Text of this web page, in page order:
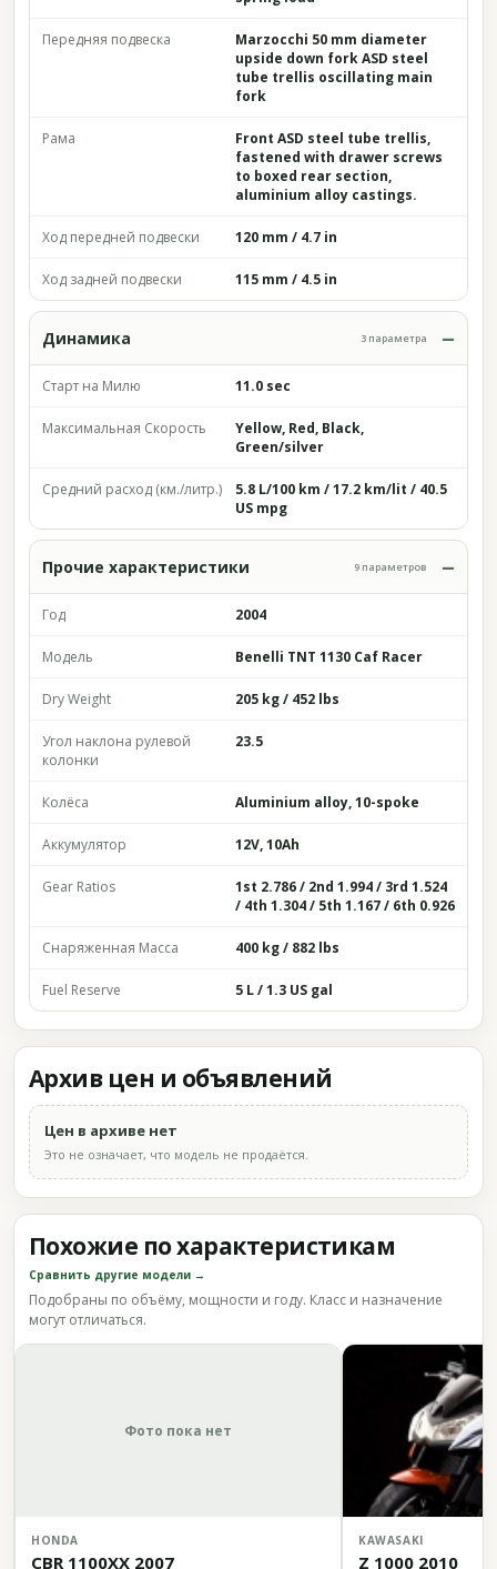
Передняя подвеска
Marzocchi 50 mm diameter
upside down fork ASD steel
tube trellis oscillating main
fork
Рама
Front ASD steel tube trellis,
fastened with drawer screws
to boxed rear section,
aluminium alloy castings.
Ход передней подвески 120 mm / 4.7 in
Ход задней подвески 115 mm / 4.5 in
Динамика 3 параметра
Старт на Милю 11.0 sec
Максимальная Скорость
Yellow, Red, Black,
Green/silver
Средний расход (км./литр.)
5.8 L/100 km / 17.2 km/lit / 40.5
US mpg
Прочие характеристики 9 параметров
Год 2004
Модель Benelli TNT 1130 Caf Racer
Dry Weight 205 kg / 452 lbs
Угол наклона рулевой
колонки
23.5
Колёса Aluminium alloy, 10-spoke
Аккумулятор 12V, 10Ah
Gear Ratios
1st 2.786 / 2nd 1.994 / 3rd 1.524
/ 4th 1.304 / 5th 1.167 / 6th 0.926
Снаряженная Масса 400 kg / 882 lbs
Fuel Reserve 5 L / 1.3 US gal
Архив цен и объявлений
Цен в архиве нет
Это не означает, что модель не продаётся.
Похожие по характеристикам
Сравнить другие модели →
Подобраны по объёму, мощности и году. Класс и назначение
могут отличаться.
Фото пока нет
HONDA
CBR 1100XX 2007
KAWASAKI
Z 1000 2010